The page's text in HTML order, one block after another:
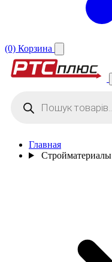
(0) Корзина
товаров
Главная
Стройматериалы